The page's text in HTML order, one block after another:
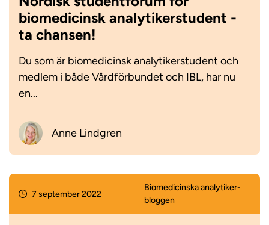
biomedicinsk analytikerstudent -
ta chansen!
Du som är biomedicinsk analytikerstudent och
medlem i både Vårdförbundet och IBL, har nu
en...
Anne Lindgren
7 september 2022
Biomedicinska analytiker­
bloggen